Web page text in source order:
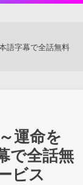
語字幕で全話無料
運命を
で全話無
ビス